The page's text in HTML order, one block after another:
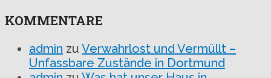
KOMMENTARE
admin zu Verwahrlost und Vermüllt –
Unfassbare Zustände in Dortmund